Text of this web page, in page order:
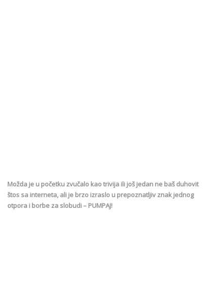
Možda je u početku zvučalo kao trivija ili još jedan ne baš duhovit
štos sa interneta, ali je brzo izraslo u prepoznatljiv znak jednog
otpora i borbe za slobudi – PUMPAJ!